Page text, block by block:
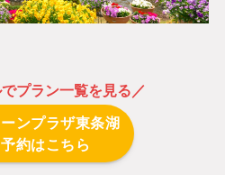
でプラン一覧を見る／
ンプラザ東条湖
約はこちら